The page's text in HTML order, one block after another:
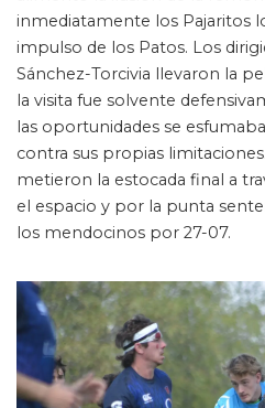
inmediatamente los Pajaritos
impulso de los Patos. Los
Sánchez-Torcivia llevaron la
la visita fue solvente
las oportunidades se
contra sus propias
metieron la estocada final a
el espacio y por la punta
los mendocinos por 27-07.